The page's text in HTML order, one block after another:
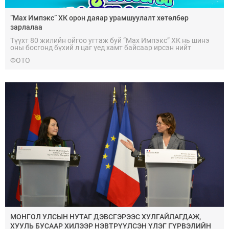
“Мах Импэкс” ХК орон даяар урамшуулалт хөтөлбөр
зарлалаа
Түүхт 80 жилийн ойгоо угтаж буй “Мах Импэкс” ХК нь шинэ
оны босгонд бүхий л цаг үед хамт байсаар ирсэн нийт
болон малчин түмэндээ “Thank you, truly” буюу “Чин
8 настай балчраас 80 настай буурай хүртэлх бүхий л
хэрэглэгчдэдээ талархал илэрхийлэхээр олон сонирхолтой
урамшуулал, бэлгүүдийг бэлдээд буй юм.
ФОТО
МОНГОЛ УЛСЫН НУТАГ ДЭВСГЭРЭЭС ХУЛГАЙЛАГДАЖ,
ХУУЛЬ БУСААР ХИЛЭЭР НЭВТРҮҮЛСЭН ҮЛЭГ ГҮРВЭЛИЙН